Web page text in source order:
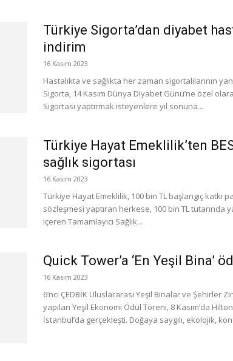
Türkiye Sigorta’dan diyabet
indirim
16 Kasım 2023
Hastalıkta ve sağlıkta her zaman sigortalılarının
Sigorta, 14 Kasım Dünya Diyabet Günü’ne özel
Sigortası yaptırmak isteyenlere yıl sonuna...
Türkiye Hayat Emeklilik’ten
sağlık sigortası
16 Kasım 2023
Türkiye Hayat Emeklilik, 100 bin TL başlangıç katkı
sözleşmesi yaptıran herkese, 100 bin TL tutarında
içeren Tamamlayıcı Sağlık...
Quick Tower’a ‘En Yeşil Bina’
16 Kasım 2023
6’ncı ÇEDBİK Uluslararası Yeşil Binalar ve Şehirler
yapılan Yeşil Ekonomi Ödül Töreni, 8 Kasım’da
İstanbul’da gerçekleşti. Doğaya saygılı, ekolojik,